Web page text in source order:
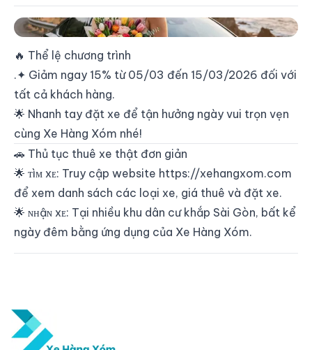
🌷 Xe Hàng Xóm - Mừng 08-03 Ưu Đãi 15%
🔥 Thể lệ chương trình
.✦ Giảm ngay 15% từ 05/03 đến 15/03/2026 đối với
tất cả khách hàng.
🌟 Nhanh tay đặt xe để tận hưởng ngày vui trọn vẹn
cùng Xe Hàng Xóm nhé!
🚗 Thủ tục thuê xe thật đơn giản
🌟 ᴛìᴍ xᴇ: Truy cập website https://xehangxom.com
để xem danh sách các loại xe, giá thuê và đặt xe.
🌟 ɴʜậɴ xᴇ: Tại nhiều khu dân cư khắp Sài Gòn, bất kể
ngày đêm bằng ứng dụng của Xe Hàng Xóm.